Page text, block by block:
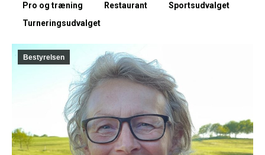
Pro og træning
Restaurant
Sportsudvalget
Turneringsudvalget
Bestyrelsen